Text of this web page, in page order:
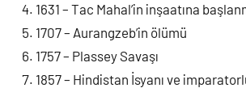
1631 – Tac Mahal’in inşaatına
1707 – Aurangzeb’in ölümü
1757 – Plassey Savaşı
1857 – Hindistan İsyanı ve